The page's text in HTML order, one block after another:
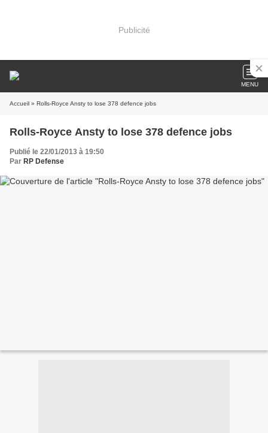
Publicité
MENU
Accueil » Rolls-Royce Ansty to lose 378 defence jobs
Rolls-Royce Ansty to lose 378 defence jobs
Publié le 22/01/2013 à 19:50
Par RP Defense